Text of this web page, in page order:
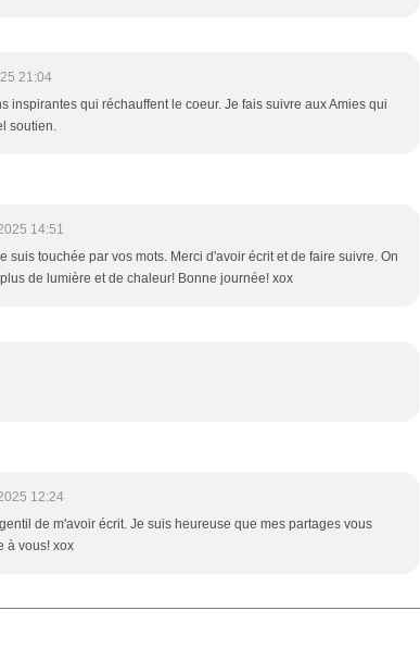
21:04
inspirantes qui réchauffent le coeur. Je fais suivre aux Amies qui
soutien.
14:51
suis touchée par vos mots. Merci d'avoir écrit et de faire suivre. On
de lumière et de chaleur! Bonne journée! xox
12:24
de m'avoir écrit. Je suis heureuse que mes partages vous
à vous! xox